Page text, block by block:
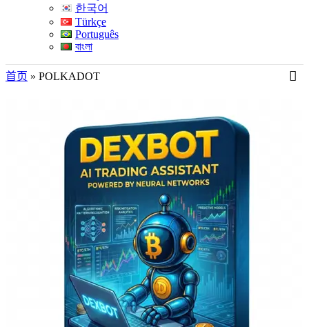
한국어
Türkçe
Português
বাংলা
首页 » POLKADOT